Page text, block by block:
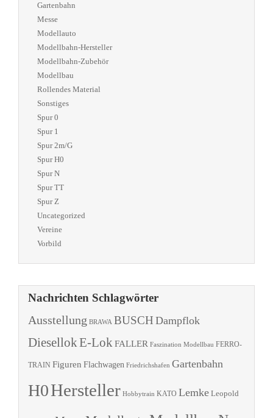
Gartenbahn
Messe
Modellauto
Modellbahn-Hersteller
Modellbahn-Zubehör
Modellbau
Rollendes Material
Sonstiges
Spur 0
Spur 1
Spur 2m/G
Spur H0
Spur N
Spur TT
Spur Z
Uncategorized
Vereine
Vorbild
Nachrichten Schlagwörter
Ausstellung BRAWA BUSCH Dampflok
DiesellokE-LokFALLER Faszination Modellbau FERRO-
TRAIN Figuren Flachwagen Friedrichshafen Gartenbahn
H0Hersteller Hobbytrain KATO Lemke Leopold